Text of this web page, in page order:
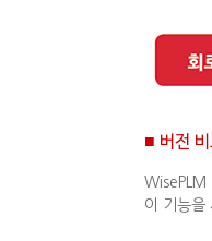
■ 버전
WisePLM
이 기능을